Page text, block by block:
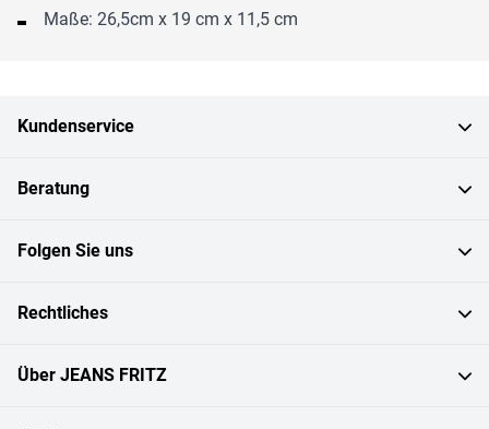
Maße: 26,5cm x 19 cm x 11,5 cm
Kundenservice
Beratung
Folgen Sie uns
Rechtliches
Über JEANS FRITZ